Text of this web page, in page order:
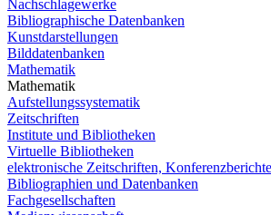
Nachschlagewerke
Bibliographische Datenbanken
Kunstdarstellungen
Bilddatenbanken
Mathematik
Mathematik
Aufstellungssystematik
Zeitschriften
Institute und Bibliotheken
Virtuelle Bibliotheken
elektronische Zeitschriften,
Bibliographien und Datenbanken
Fachgesellschaften